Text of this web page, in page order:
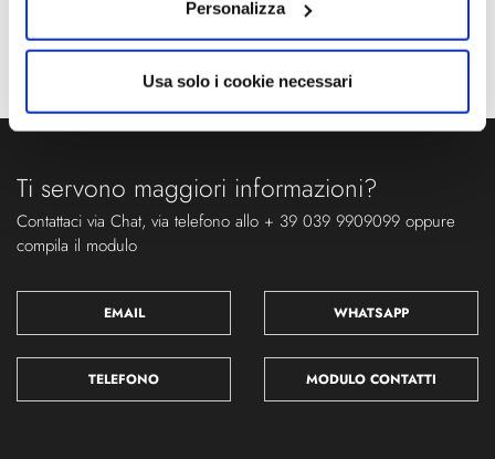
Personalizza
Usa solo i cookie necessari
Ti servono maggiori informazioni?
Contattaci via Chat, via telefono allo + 39 039 9909099 oppure
compila il modulo
EMAIL WHATSAPP
TELEFONO MODULO CONTATTI